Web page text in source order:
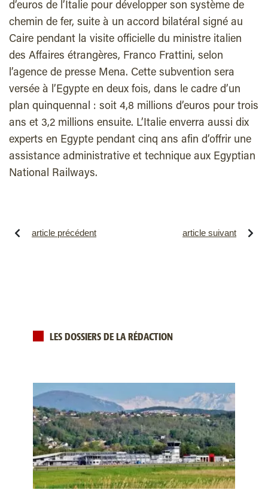
d’euros de l’Italie pour développer son système de
chemin de fer, suite à un accord bilatéral signé au
Caire pendant la visite officielle du ministre italien
des Affaires étrangères, Franco Frattini, selon
l’agence de presse Mena. Cette subvention sera
versée à l’Egypte en deux fois, dans le cadre d’un
plan quinquennal : soit 4,8 millions d’euros pour trois
ans et 3,2 millions ensuite. L’Italie enverra aussi dix
experts en Egypte pendant cinq ans afin d’offrir une
assistance administrative et technique aux Egyptian
National Railways.
article précédent article suivant
LES DOSSIERS DE LA RÉDACTION